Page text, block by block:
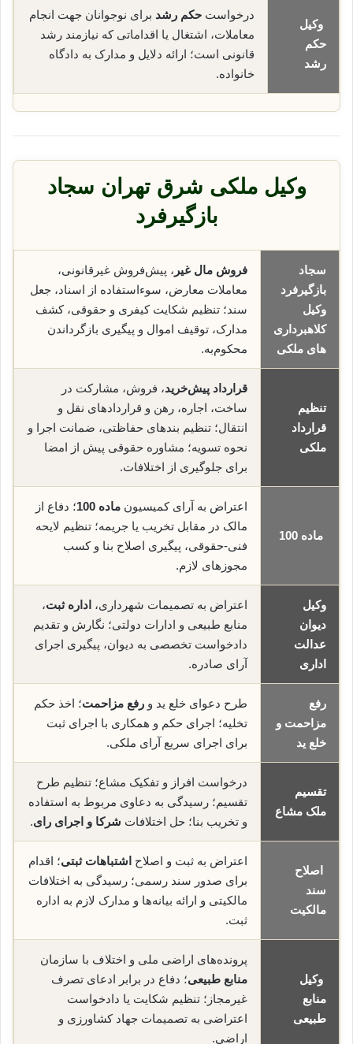
وکیل
حکم
رشد
درخواست حکم رشد برای نوجوانان جهت انجام
معاملات، اشتغال یا اقداماتی که نیازمند رشد
قانونی است؛ ارائه دلایل و مدارک به دادگاه
خانواده.
وکیل ملکی شرق تهران سجاد
بازگیرفرد
سجاد
بازگیرفرد
وکیل
کلاهبرداری
های ملکی
فروش مال غیر ، پیش‌فروش غیرقانونی،
معاملات معارض، سوء‌استفاده از اسناد، جعل
سند؛ تنظیم شکایت کیفری و حقوقی، کشف
مدارک، توقیف اموال و پیگیری بازگرداندن
محکوم‌به.
تنظیم
قرارداد
ملکی
قرارداد پیش‌خرید، فروش، مشارکت در
ساخت، اجاره، رهن و قراردادهای نقل و
انتقال؛ تنظیم بندهای حفاظتی، ضمانت اجرا و
نحوه تسویه؛ مشاوره حقوقی پیش از امضا
برای جلوگیری از اختلافات.
ماده 100
اعتراض به آرای کمیسیون ماده 100
؛ دفاع از
مالک در مقابل تخریب یا جریمه؛ تنظیم لایحه
فنی-حقوقی، پیگیری اصلاح بنا و کسب
مجوزهای لازم.
وکیل
دیوان
عدالت
اداری
اعتراض به تصمیمات شهرداری، اداره ثبت،
منابع طبیعی و ادارات دولتی؛ نگارش و تقدیم
دادخواست تخصصی به دیوان، پیگیری اجرای
آرای صادره.
رفع
مزاحمت و
خلع ید
طرح دعوای خلع ید و رفع مزاحمت؛ اخذ حکم
تخلیه؛ اجرای حکم و همکاری با اجرای ثبت
برای اجرای سریع آرای ملکی.
تقسیم
ملک مشاع
درخواست افراز و تفکیک مشاع؛ تنظیم طرح
تقسیم؛ رسیدگی به دعاوی مربوط به استفاده
و تخریب بنا؛ حل اختلافات شرکا و اجرای رای.
اصلاح
سند
مالکیت
اعتراض به ثبت و اصلاح اشتباهات ثبتی؛ اقدام
برای صدور سند رسمی؛ رسیدگی به اختلافات
مالکیتی و ارائه بیانه‌ها و مدارک لازم به اداره
ثبت.
وکیل
منابع
طبیعی
پرونده‌های اراضی ملی و اختلاف با سازمان
منابع طبیعی؛ دفاع در برابر ادعای تصرف
غیرمجاز؛ تنظیم شکایت یا دادخواست
اعتراضی به تصمیمات جهاد کشاورزی و
اراضی.